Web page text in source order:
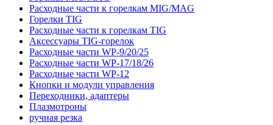
Расходные части к горелкам MIG/MAG
Горелки TIG
Расходные части к горелкам TIG
Аксессуары TIG-горелок
Расходные части WP-9/20/25
Расходные части WP-17/18/26
Расходные части WP-12
Кнопки и модули управления
Переходники, адаптеры
Плазмотроны
ручная резка